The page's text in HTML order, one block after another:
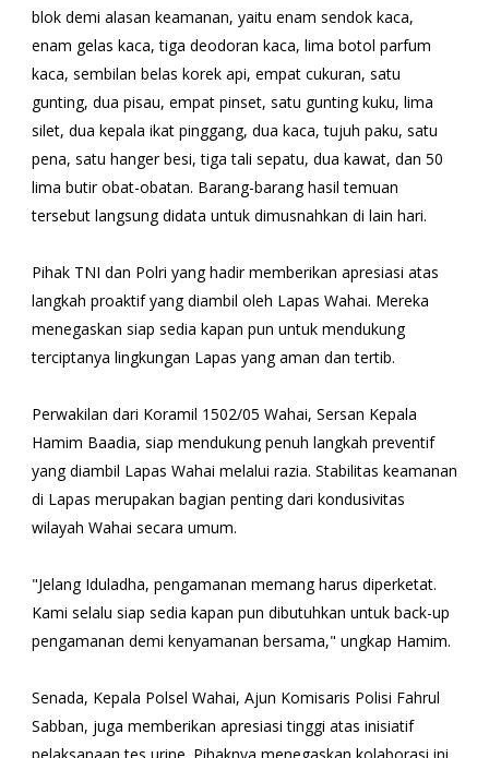
blok demi alasan keamanan, yaitu enam sendok kaca,
enam gelas kaca, tiga deodoran kaca, lima botol parfum
kaca, sembilan belas korek api, empat cukuran, satu
gunting, dua pisau, empat pinset, satu gunting kuku, lima
silet, dua kepala ikat pinggang, dua kaca, tujuh paku, satu
pena, satu hanger besi, tiga tali sepatu, dua kawat, dan 50
lima butir obat-obatan. Barang-barang hasil temuan
tersebut langsung didata untuk dimusnahkan di lain hari.
‎​Pihak TNI dan Polri yang hadir memberikan apresiasi atas
langkah proaktif yang diambil oleh Lapas Wahai. Mereka
menegaskan siap sedia kapan pun untuk mendukung
terciptanya lingkungan Lapas yang aman dan tertib.
Perwakilan dari Koramil 1502/05 Wahai, Sersan Kepala
Hamim Baadia, siap mendukung penuh langkah preventif
yang diambil Lapas Wahai melalui razia. Stabilitas keamanan
di Lapas merupakan bagian penting dari kondusivitas
wilayah Wahai secara umum.
‎​"Jelang Iduladha, pengamanan memang harus diperketat.
Kami selalu siap sedia kapan pun dibutuhkan untuk back-up
pengamanan demi kenyamanan bersama," ungkap Hamim.
‎​Senada, Kepala Polsel Wahai, Ajun Komisaris Polisi Fahrul
Sabban, juga memberikan apresiasi tinggi atas inisiatif
pelaksanaan tes urine. Pihaknya menegaskan kolaborasi ini